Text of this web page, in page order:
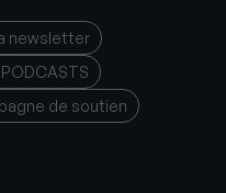
newsletter
de soutien